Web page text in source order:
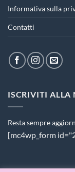
Informativa sulla
Contatti
ISCRIVITI ALLA
Resta sempre
[mc4wp_form